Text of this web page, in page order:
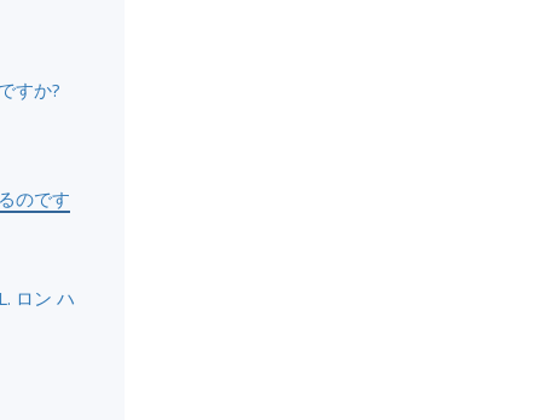
すか?
のです
ロン ハ